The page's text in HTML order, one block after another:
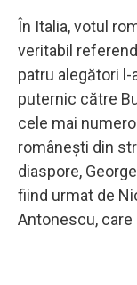
În Italia, votul
veritabil
patru alegători
puternic către
cele mai
românești din
diaspore,
fiind urmat de
Antonescu, care